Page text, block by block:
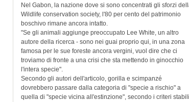
Nel Gabon, la nazione dove si sono concentrati gli sforzi
Wildlife conservation society, l'80 per cento del patrimonio
boschivo rimane ancora intatto.
"Se gli animali aggiunge preoccupato Lee White, un altro
autore della ricerca - sono nei guai proprio qui, in una zona
famosa per le sue foreste ancora vergini, vuol dire che ci
troviamo di fronte a una crisi che sta mettendo in ginocchio
l'intera specie".
Secondo gli autori dell'articolo, gorilla e scimpanzé
dovrebbero passare dalla categoria di "specie a rischio" a
quella di "specie vicina all'estinzione", secondo i criteri